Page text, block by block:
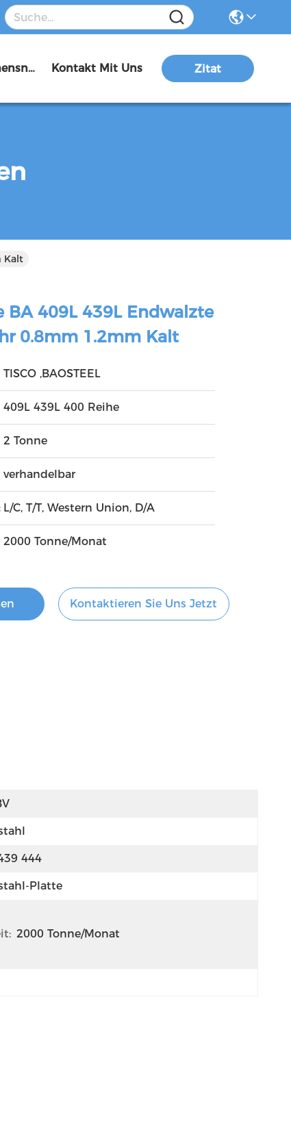
Unternehmensnachrichten Kontakt Mit Uns Zitat
Kalt
BA 409L 439L Endwalzte
0.8mm 1.2mm Kalt
TISCO ,BAOSTEEL
409L 439L 400 Reihe
2 Tonne
verhandelbar
L/C, T/T, Western Union, D/A
2000 Tonne/Monat
Kontaktieren Sie Uns Jetzt
444
Platte
2000 Tonne/Monat